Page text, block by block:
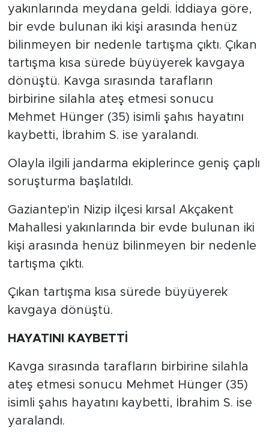
yakınlarında meydana geldi. İddiaya göre,
bir evde bulunan iki kişi arasında henüz
bilinmeyen bir nedenle tartışma çıktı. Çıkan
tartışma kısa sürede büyüyerek kavgaya
dönüştü. Kavga sırasında tarafların
birbirine silahla ateş etmesi sonucu
Mehmet Hünger (35) isimli şahıs hayatını
kaybetti, İbrahim S. ise yaralandı.
Olayla ilgili jandarma ekiplerince geniş çaplı
soruşturma başlatıldı.
Gaziantep'in Nizip ilçesi kırsal Akçakent
Mahallesi yakınlarında bir evde bulunan iki
kişi arasında henüz bilinmeyen bir nedenle
tartışma çıktı.
Çıkan tartışma kısa sürede büyüyerek
kavgaya dönüştü.
HAYATINI KAYBETTİ
Kavga sırasında tarafların birbirine silahla
ateş etmesi sonucu Mehmet Hünger (35)
isimli şahıs hayatını kaybetti, İbrahim S. ise
yaralandı.